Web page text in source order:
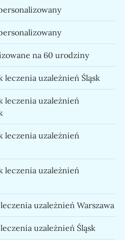
na 60 urodziny
leczenia uzależnień Śląsk
leczenia uzależnień
leczenia uzależnień
leczenia uzależnień
uzależnień Warszawa
uzależnień Śląsk